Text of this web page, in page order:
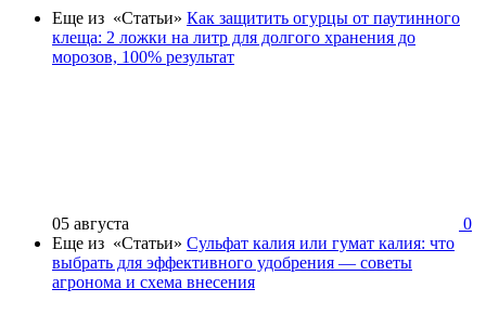
Еще из «Статьи» Как защитить огурцы от паутинного
клеща: 2 ложки на литр для долгого хранения до
морозов, 100% результат
05 августа
0
Еще из «Статьи» Сульфат калия или гумат калия: что
выбрать для эффективного удобрения — советы
агронома и схема внесения